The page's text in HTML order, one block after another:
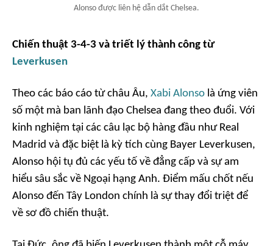
Alonso được liên hệ dẫn dắt Chelsea.
Chiến thuật 3-4-3 và triết lý thành công từ
Leverkusen
Theo các báo cáo từ châu Âu, Xabi Alonso là ứng viên
số một mà ban lãnh đạo Chelsea đang theo đuổi. Với
kinh nghiệm tại các câu lạc bộ hàng đầu như Real
Madrid và đặc biệt là kỳ tích cùng Bayer Leverkusen,
Alonso hội tụ đủ các yếu tố về đẳng cấp và sự am
hiểu sâu sắc về Ngoại hạng Anh. Điểm mấu chốt nếu
Alonso đến Tây London chính là sự thay đổi triệt để
về sơ đồ chiến thuật.